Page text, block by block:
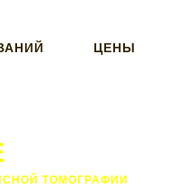
ЦЕНЫ
ТОМОГРАФИИ